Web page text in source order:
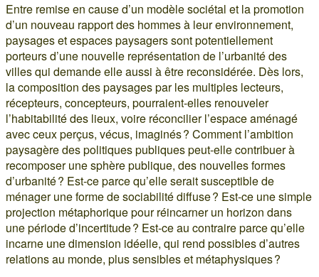
Entre remise en cause d’un modèle sociétal et la promotion
d’un nouveau rapport des hommes à leur environnement,
paysages et espaces paysagers sont potentiellement
porteurs d’une nouvelle représentation de l’urbanité des
villes qui demande elle aussi à être reconsidérée. Dès lors,
la composition des paysages par les multiples lecteurs,
récepteurs, concepteurs, pourraient-elles renouveler
l’habitabilité des lieux, voire réconcilier l’espace aménagé
avec ceux perçus, vécus, imaginés ? Comment l’ambition
paysagère des politiques publiques peut-elle contribuer à
recomposer une sphère publique, des nouvelles formes
d’urbanité ? Est-ce parce qu’elle serait susceptible de
ménager une forme de sociabilité diffuse ? Est-ce une simple
projection métaphorique pour réincarner un horizon dans
une période d’incertitude ? Est-ce au contraire parce qu’elle
incarne une dimension idéelle, qui rend possibles d’autres
relations au monde, plus sensibles et métaphysiques ?